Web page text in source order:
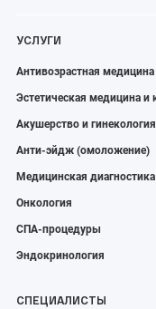
УСЛУГИ
Антивозрастная медицина
Эстетическая медицина и
Акушерство и гинекология
Анти-эйдж (омоложение)
Медицинская диагностика
Онкология
СПА-процедуры
Эндокринология
СПЕЦИАЛИСТЫ